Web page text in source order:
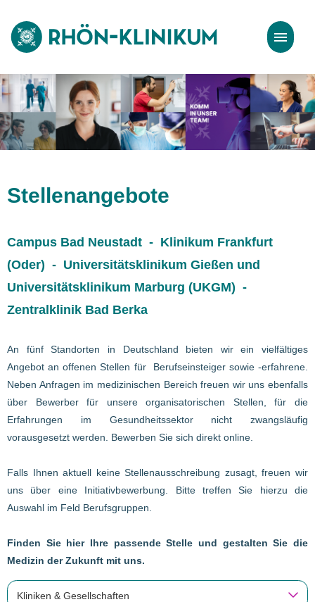
Stellenangebote
Bewerbungstipps
Stellenangebote
Campus Bad Neustadt - Klinikum Frankfurt
(Oder) - Universitätsklinikum Gießen und
Universitätsklinikum Marburg (UKGM) -
Zentralklinik Bad Berka
An fünf Standorten in Deutschland bieten wir ein vielfältiges
Angebot an offenen Stellen für Berufseinsteiger sowie -erfahrene.
Neben Anfragen im medizinischen Bereich freuen wir uns ebenfalls
über Bewerber für unsere organisatorischen Stellen, für die
Erfahrungen im Gesundheitssektor nicht zwangsläufig
vorausgesetzt werden. Bewerben Sie sich direkt online.
Falls Ihnen aktuell keine Stellenausschreibung zusagt, freuen wir
uns über eine Initiativbewerbung. Bitte treffen Sie hierzu die
Auswahl im Feld Berufsgruppen.
Finden Sie hier Ihre passende Stelle und gestalten Sie die
Medizin der Zukunft mit uns.
Kliniken & Gesellschaften